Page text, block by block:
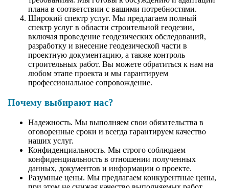
плана в соответствии с вашими потребностями.
Широкий спектр услуг. Мы предлагаем полный
спектр услуг в области строительной геодезии,
включая проведение геодезических обследований,
разработку и внесение геодезической части в
проектную документацию, а также контроль
строительных работ. Вы можете обратиться к нам на
любом этапе проекта и мы гарантируем
профессиональное сопровождение.
Почему выбирают нас?
Надежность. Мы выполняем свои обязательства в
оговоренные сроки и всегда гарантируем качество
наших услуг.
Конфиденциальность. Мы строго соблюдаем
конфиденциальность в отношении полученных
данных, документов и информации о проекте.
Разумные цены. Мы предлагаем конкурентные цены,